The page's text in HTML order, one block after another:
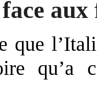
face
que
qu’a